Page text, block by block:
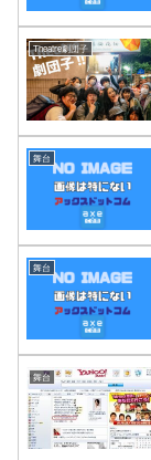
Theatre劇団子
舞台
舞台
舞台